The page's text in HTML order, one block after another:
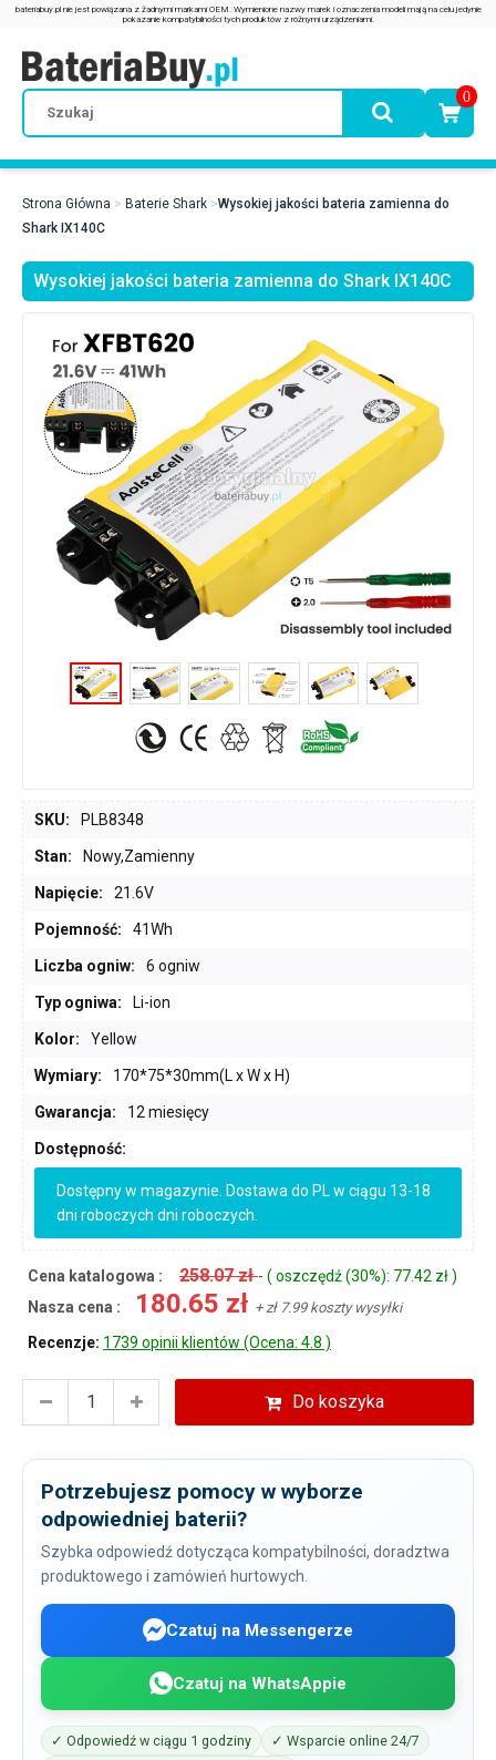
0
Strona Główna Baterie Shark
Wysokiej jakości bateria zamienna do
Shark IX140C
Wysokiej jakości bateria zamienna do Shark IX140C
SKU: PLB8348
Stan: Nowy,Zamienny
Napięcie: 21.6V
Pojemność: 41Wh
Liczba ogniw: 6 ogniw
Typ ogniwa: Li-ion
Kolor: Yellow
Wymiary: 170*75*30mm(L x W x H)
Gwarancja: 12 miesięcy
Dostępność:
Dostępny w magazynie. Dostawa do PL w ciągu 13-18
dni roboczych dni roboczych.
Cena katalogowa : 258.07 zł- ( oszczędź (30%): 77.42 zł )
Nasza cena :
180.65 zł + zł 7.99 koszty wysyłki
Recenzje: 1739 opinii klientów (Ocena: 4.8 )
Do koszyka
Potrzebujesz pomocy w wyborze
odpowiedniej baterii?
Szybka odpowiedź dotycząca kompatybilności, doradztwa
produktowego i zamówień hurtowych.
Czatuj na Messengerze
Czatuj na WhatsAppie
✓ Odpowiedź w ciągu 1 godziny
✓ Wsparcie online 24/7